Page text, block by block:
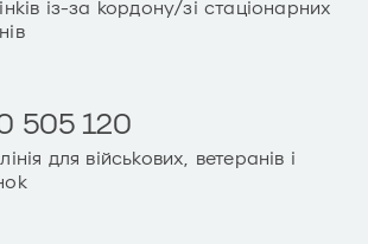
із-за кордону/зі стаціонарних
505 120
для військових, ветеранів і